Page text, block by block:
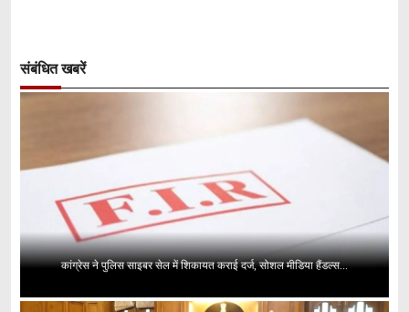
संबंधित खबरें
कांग्रेस ने पुलिस साइबर सेल में शिकायत कराई दर्ज, सोशल मीडिया हैंडल्स...